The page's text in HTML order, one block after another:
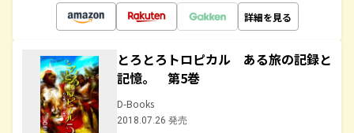
詳細を見る
とろとろトロピカル ある旅の記録と
記憶。 第5巻
D-Books
2018.07.26 発売